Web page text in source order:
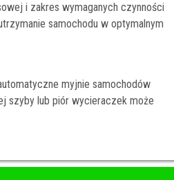
i zakres wymaganych czynności
samochodu w optymalnym
myjnie samochodów
szyby lub piór wycieraczek może